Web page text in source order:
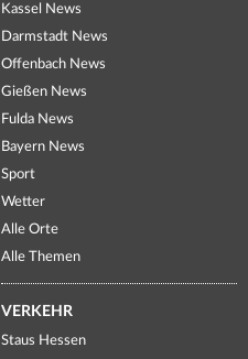
Kassel News
Darmstadt News
Offenbach News
Gießen News
Fulda News
Bayern News
Sport
Wetter
Alle Orte
Alle Themen
VERKEHR
Staus Hessen